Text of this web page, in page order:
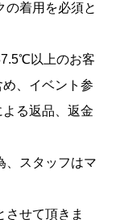
の着用を必須と
以上のお客
、イベント参
る返品、返金
、スタッフはマ
させて頂きま